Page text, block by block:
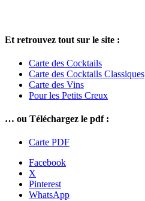
Et retrouvez tout sur le site :
Carte des Cocktails
Carte des Cocktails Classiques
Carte des Vins
Pour les Petits Creux
… ou Téléchargez le pdf :
Carte PDF
Facebook
X
Pinterest
WhatsApp